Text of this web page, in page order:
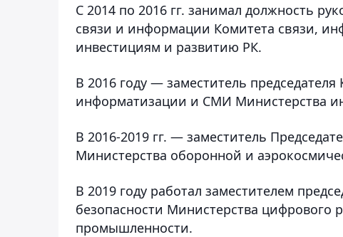
С 2014 по 2016 гг. занимал должность
связи и информации Комитета связи,
инвестициям и развитию РК.
В 2016 году — заместитель
информатизации и СМИ Министерства
В 2016-2019 гг. — заместитель
Министерства оборонной и
В 2019 году работал заместителем
безопасности Министерства цифрового
промышленности.